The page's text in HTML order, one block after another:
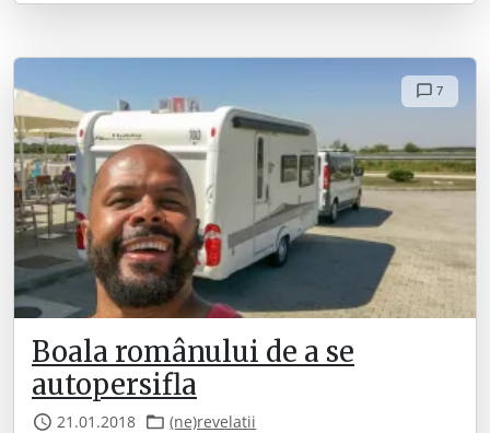
7
Boala românului de a se
autopersifla
21.01.2018 (ne)revelatii